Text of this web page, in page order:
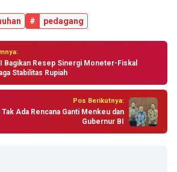
# pedagang
Bagikan Resep Sinergi Moneter-Fiskal
Stabilitas Rupiah
Pos Berikutnya:
Tak Ada Rencana Ganti Menkeu dan
Gubernur BI